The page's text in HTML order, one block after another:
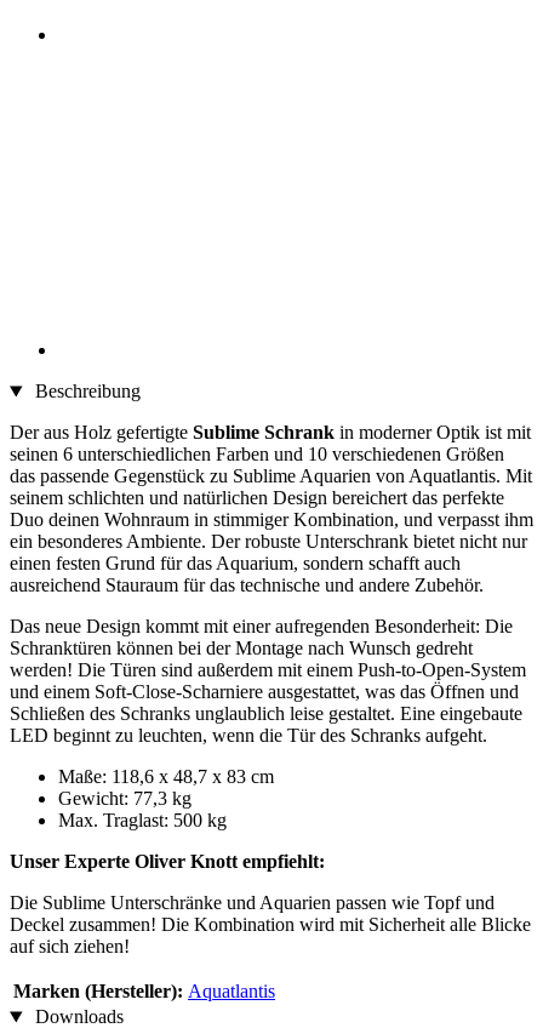
Beschreibung
Der aus Holz gefertigte Sublime Schrank in moderner Optik ist mit
seinen 6 unterschiedlichen Farben und 10 verschiedenen Größen
das passende Gegenstück zu Sublime Aquarien von Aquatlantis. Mit
seinem schlichten und natürlichen Design bereichert das perfekte
Duo deinen Wohnraum in stimmiger Kombination, und verpasst ihm
ein besonderes Ambiente. Der robuste Unterschrank bietet nicht nur
einen festen Grund für das Aquarium, sondern schafft auch
ausreichend Stauraum für das technische und andere Zubehör.
Das neue Design kommt mit einer aufregenden Besonderheit: Die
Schranktüren können bei der Montage nach Wunsch gedreht
werden! Die Türen sind außerdem mit einem Push-to-Open-System
und einem Soft-Close-Scharniere ausgestattet, was das Öffnen und
Schließen des Schranks unglaublich leise gestaltet. Eine eingebaute
LED beginnt zu leuchten, wenn die Tür des Schranks aufgeht.
Maße: 118,6 x 48,7 x 83 cm
Gewicht: 77,3 kg
Max. Traglast: 500 kg
Unser Experte Oliver Knott empfiehlt:
Die Sublime Unterschränke und Aquarien passen wie Topf und
Deckel zusammen! Die Kombination wird mit Sicherheit alle Blicke
auf sich ziehen!
Marken (Hersteller): Aquatlantis
Downloads